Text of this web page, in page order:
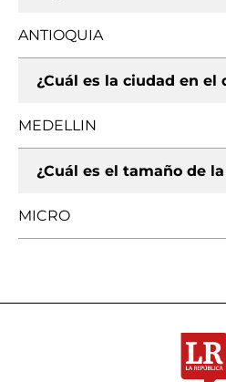
ANTIOQUIA
¿Cuál es la ciudad en el
MEDELLIN
¿Cuál es el tamaño de
MICRO